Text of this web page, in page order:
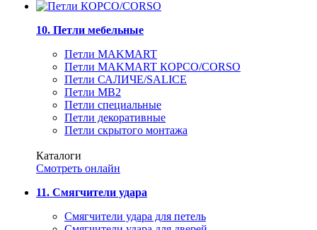
10. Петли мебельные
Петли MAKMART
Петли MAKMART КОРСО/CORSO
Петли САЛИЧЕ/SALICE
Петли MB2
Петли специальные
Петли декоративные
Петли скрытого монтажа
Каталоги
Смотреть онлайн
11. Смягчители удара
Смягчители удара для петель